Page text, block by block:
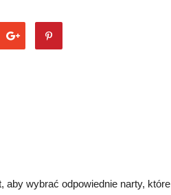
wybrać odpowiednie narty, które